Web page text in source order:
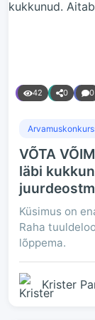
42 0 0
VÕTA
läbi
Küsimus on
Raha
lõppema.
Krister